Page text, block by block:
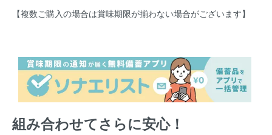
【複数ご購入の場合は賞味期限が揃わない場合がございます】
組み合わせてさらに安心！